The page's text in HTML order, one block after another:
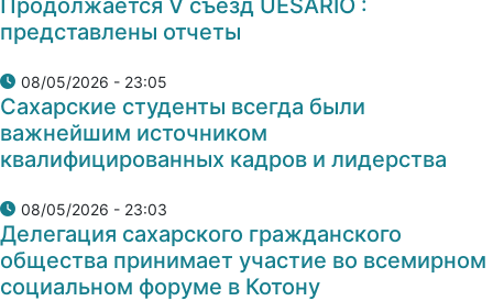
представлены отчеты
08/05/2026 - 23:05
Сахарские студенты всегда были
важнейшим источником
квалифицированных кадров и лидерства
08/05/2026 - 23:03
Делегация сахарского гражданского
общества принимает участие во всемирном
социальном форуме в Котону